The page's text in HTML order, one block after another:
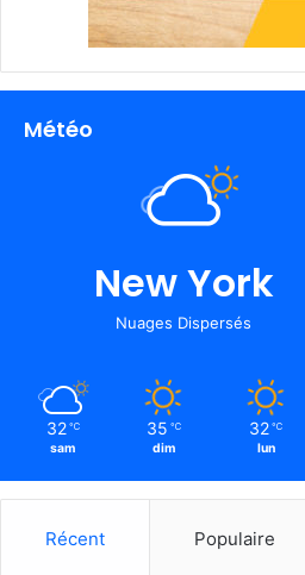
Météo
New York
Nuages Dispersés
32 ℃
sam
35 ℃
dim
32 ℃
lun
Récent Populaire